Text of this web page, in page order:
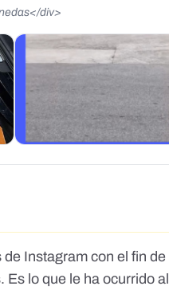
div>
Instagram con el fin
Es lo que le ha ocurrido